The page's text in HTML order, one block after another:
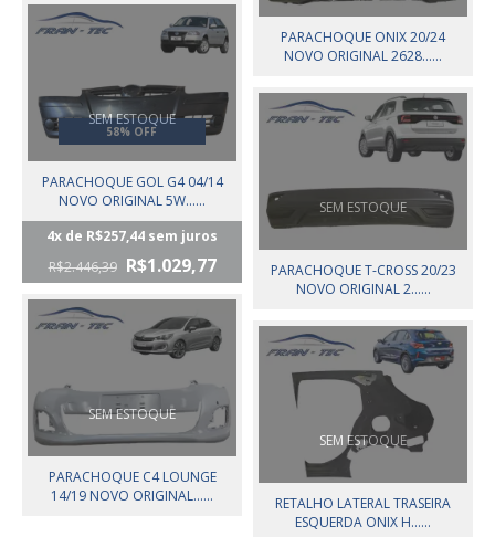
PARACHOQUE ONIX 20/24
NOVO ORIGINAL 2628......
58% OFF
SEM ESTOQUE
PARACHOQUE GOL G4 04/14
NOVO ORIGINAL 5W......
4x de R$257,44 sem juros
R$2.446,39 R$1.029,77
SEM ESTOQUE
PARACHOQUE T-CROSS 20/23
NOVO ORIGINAL 2......
SEM ESTOQUE
PARACHOQUE C4 LOUNGE
14/19 NOVO ORIGINAL......
SEM ESTOQUE
RETALHO LATERAL TRASEIRA
ESQUERDA ONIX H......